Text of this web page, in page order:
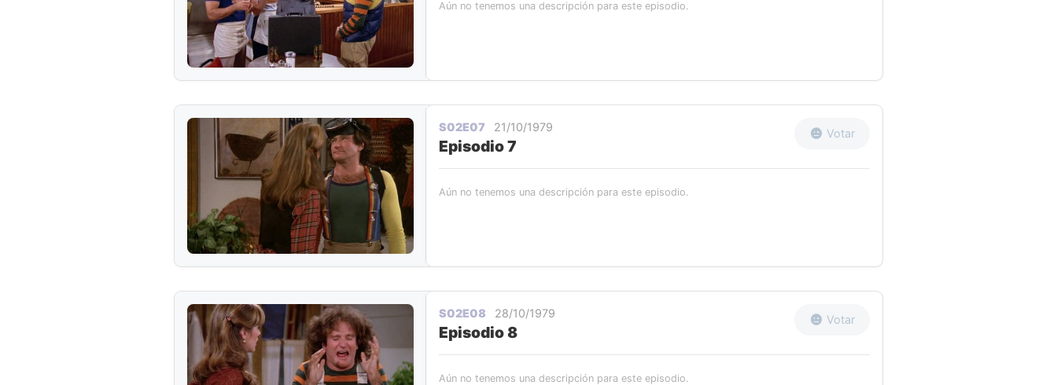
Aún no tenemos una descripción para este episodio.
S02E07 21/10/1979
Episodio 7
Votar
Aún no tenemos una descripción para este episodio.
S02E08 28/10/1979
Episodio 8
Votar
Aún no tenemos una descripción para este episodio.